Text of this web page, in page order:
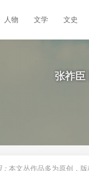
人物 文学 文史
张祚臣
本文丛作品多为原创，